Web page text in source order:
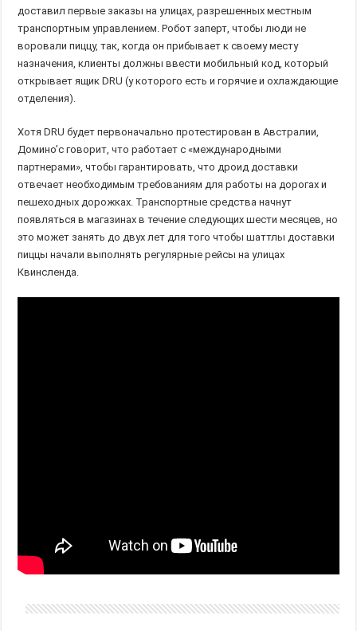
доставил первые заказы на улицах, разрешенных местным
транспортным управлением. Робот заперт, чтобы люди не
воровали пиццу, так, когда он прибывает к своему месту
назначения, клиенты должны ввести мобильный код, который
открывает ящик DRU (у которого есть и горячие и охлаждающие
отделения).
Хотя DRU будет первоначально протестирован в Австралии,
Домино’с говорит, что работает с «международными
партнерами», чтобы гарантировать, что дроид доставки
отвечает необходимым требованиям для работы на дорогах и
пешеходных дорожках. Транспортные средства начнут
появляться в магазинах в течение следующих шести месяцев, но
это может занять до двух лет для того чтобы шаттлы доставки
пиццы начали выполнять регулярные рейсы на улицах
Квинсленда.